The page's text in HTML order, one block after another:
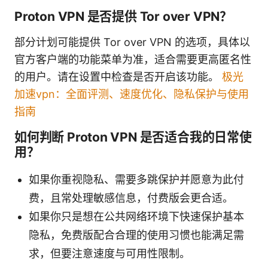
Proton VPN 是否提供 Tor over VPN？
部分计划可能提供 Tor over VPN 的选项，具体以
官方客户端的功能菜单为准，适合需要更高匿名性
的用户。请在设置中检查是否开启该功能。 极光
加速vpn：全面评测、速度优化、隐私保护与使用
指南
如何判断 Proton VPN 是否适合我的日常使
用？
如果你重视隐私、需要多跳保护并愿意为此付
费，且常处理敏感信息，付费版会更合适。
如果你只是想在公共网络环境下快速保护基本
隐私，免费版配合合理的使用习惯也能满足需
求，但要注意速度与可用性限制。